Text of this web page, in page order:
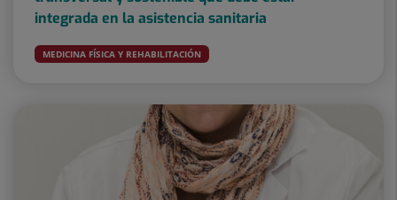
integrada en la asistencia sanitaria
MEDICINA FÍSICA Y REHABILITACIÓN